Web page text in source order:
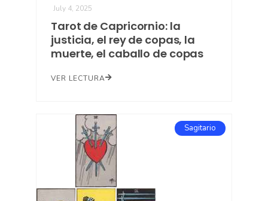
July 4, 2025
Tarot de Capricornio: la
justicia, el rey de copas, la
muerte, el caballo de copas
VER LECTURA
Sagitario